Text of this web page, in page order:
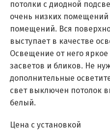
потолки с диодной
очень низких помещений
помещений. Вся
выступает в качестве
Освещение от него
засветов и бликов. Не
дополнительные
свет выключен потолок
белый.
Цена с установкой